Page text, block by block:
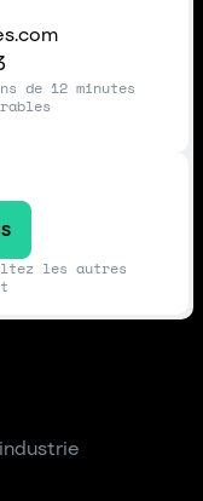
de 12 minutes
les autres